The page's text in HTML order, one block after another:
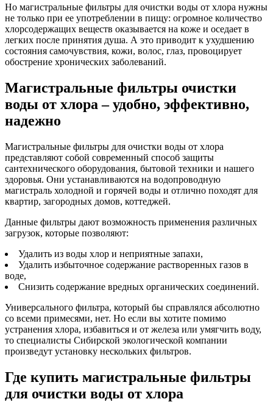
Но магистральные фильтры для очистки воды от хлора нужны
не только при ее употреблении в пищу: огромное количество
хлорсодержащих веществ оказывается на коже и оседает в
легких после принятия душа. А это приводит к ухудшению
состояния самочувствия, кожи, волос, глаз, провоцирует
обострение хронических заболеваний.
Магистральные фильтры очистки
воды от хлора – удобно, эффективно,
надежно
Магистральные фильтры для очистки воды от хлора
представляют собой современный способ защиты
сантехнического оборудования, бытовой техники и нашего
здоровья. Они устанавливаются на водопроводную
магистраль холодной и горячей воды и отлично походят для
квартир, загородных домов, коттеджей.
Данные фильтры дают возможность применения различных
загрузок, которые позволяют:
Удалить из воды хлор и неприятные запахи,
Удалить избыточное содержание растворенных газов в
воде,
Снизить содержание вредных органических соединений.
Универсального фильтра, который бы справлялся абсолютно
со всеми примесями, нет. Но если вы хотите помимо
устранения хлора, избавиться и от железа или умягчить воду,
то специалисты Сибирской экологической компании
произведут установку нескольких фильтров.
Где купить магистральные фильтры
для очистки воды от хлора